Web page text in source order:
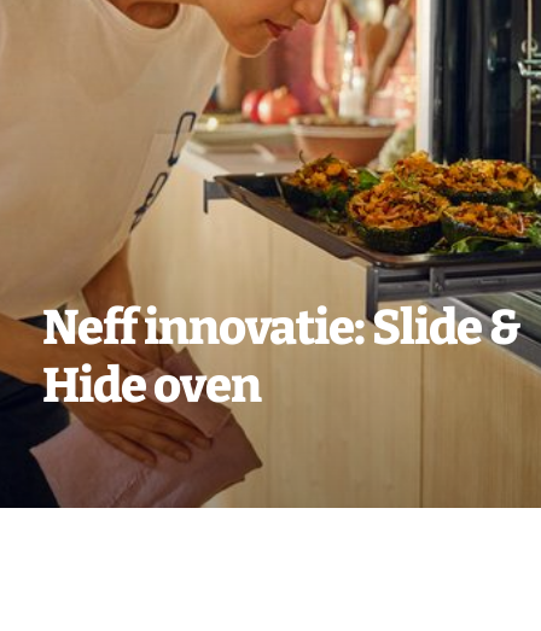
Neff innovatie: Slide &
Hide oven